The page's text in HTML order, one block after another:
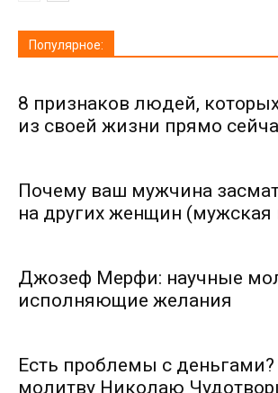
Популярное:
8 признаков людей,
из своей жизни прямо
Почему ваш мужчина
на других женщин (мужская
Джозеф Мерфи: научные
исполняющие желания
Есть проблемы с деньгами?
молитву Николаю